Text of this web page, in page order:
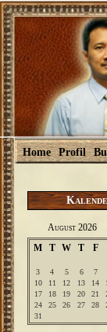
Home Profil
August 2026
M
T W T F
3
4 5 6 7
10
11 12 13 14
17
18 19 20 21
24
25 26 27 28
31